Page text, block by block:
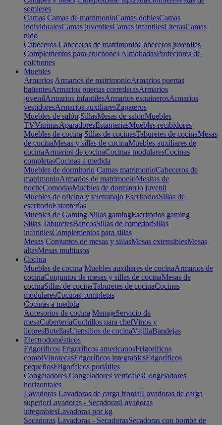
somieres
Camas Camas de matrimonioCamas doblesCamas
individualesCamas juvenilesCamas infantilesLiterasCamas
nido
Cabeceros Cabeceros de matrimonioCabeceros juveniles
Complementos para colchones AlmohadasProtectores de
colchones
Muebles
Armarios Armarios de matrimonioArmarios puertas
batientesArmarios puertas correderasArmarios
juvenilArmarios infantilesArmarios esquinerosArmarios
vestidoresArmarios auxiliaresZapateros
Muebles de salón SillasMesas de salónMuebles
TVVitrinasAparadoresEstanteriasMuebles recibidores
Muebles de cocina Sillas de cocinasTaburetes de cocinaMesas
de cocinaMesas y sillas de cocinaMuebles auxiliares de
cocinaArmarios de cocinaCocinas modularesCocinas
completasCocinas a medida
Muebles de dormitorio Camas matrimonioCabeceros de
matrimonioArmarios de matrimonioMesitas de
nocheComodasMuebles de dormitorio juvenil
Muebles de oficina y teletrabajo EscritoriosSillas de
escritorioEstanterías
Muebles de Gaming Sillas gamingEscritorios gaming
Sillas TaburetesBancosSillas de comedorSillas
infantilesComplementos para sillas
Mesas Conjuntos de mesas y sillasMesas extensiblesMesas
altasMesas multiusos
Cocina
Muebles de cocina Muebles auxiliares de cocinaArmarios de
cocinaConjuntos de mesas y sillas de cocinaMesas de
cocinaSillas de cocinaTaburetes de cocinaCocinas
modularesCocinas completas
Cocinas a medida
Accesorios de cocina MenajeServicio de
mesaCuberteríaCuchillos para chefVinos y
licoresBotellasUtensilios de cocinaVajillaBandejas
Electrodomésticos
Frigoríficos Frigoríficos americanosFrigoríficos
combiVinotecasFrigoríficos integrablesFrigoríficos
pequeñosFrigoríficos portátiles
Congeladores Congeladores verticalesCongeladores
horizontales
Lavadoras Lavadoras de carga frontalLavadoras de carga
superiorLavadoras - SecadorasLavadoras
integrablesLavadoras por kg
Secadoras Lavadoras - SecadorasSecadoras con bomba de